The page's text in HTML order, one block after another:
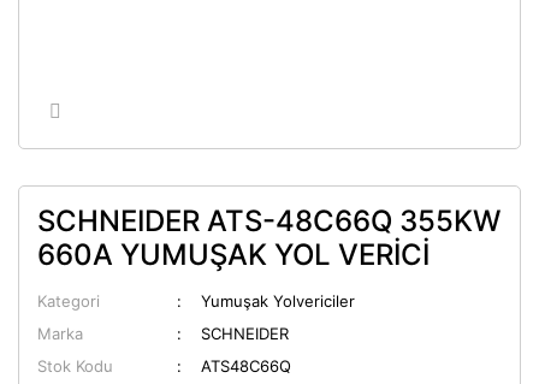
SCHNEIDER ATS-48C66Q 355KW
660A YUMUŞAK YOL VERİCİ
Kategori
Yumuşak Yolvericiler
Marka
SCHNEIDER
Stok Kodu
ATS48C66Q